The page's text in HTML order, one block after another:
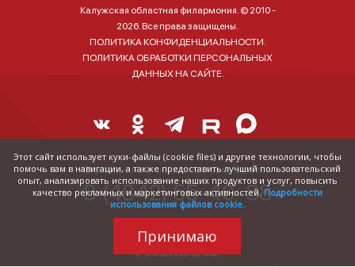
Калужская областная филармония. © 2010 -
2026. Все права защищены.
ПОЛИТИКА КОНФИДЕНЦИАЛЬНОСТИ.
ПОЛИТИКА ОБРАБОТКИ ПЕРСОНАЛЬНЫХ
ДАННЫХ НА САЙТЕ.
Справка о наличии и стоимости билетов:
8 (4842) 55-40-88
Этот сайт использует куки-файлы (cookie files) и другие технологии, чтобы
помочь вам в навигации, а также предоставить лучший пользовательский
опыт, анализировать использование наших продуктов и услуг, повысить
качество рекламных и маркетинговых активностей. Подробности
использования файлов cookie.
Принимаю